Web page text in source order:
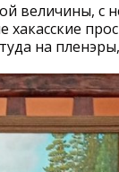
величины,
на